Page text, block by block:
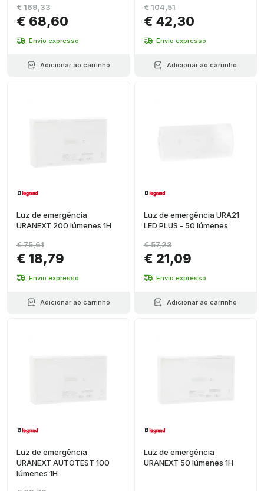
€ 68,60
€ 169,33
Envio expresso
Adicionar ao carrinho
€ 42,30
€ 104,51
Envio expresso
Adicionar ao carrinho
Luz de emergência
URANEXT 200 lúmenes 1H
€ 18,79
€ 75,61
Envio expresso
Adicionar ao carrinho
Luz de emergência URA21
LED PLUS - 50 lúmenes
€ 21,09
€ 57,23
Envio expresso
Adicionar ao carrinho
Luz de emergência
URANEXT AUTOTEST 100
lúmenes 1H
Luz de emergência
URANEXT 50 lúmenes 1H